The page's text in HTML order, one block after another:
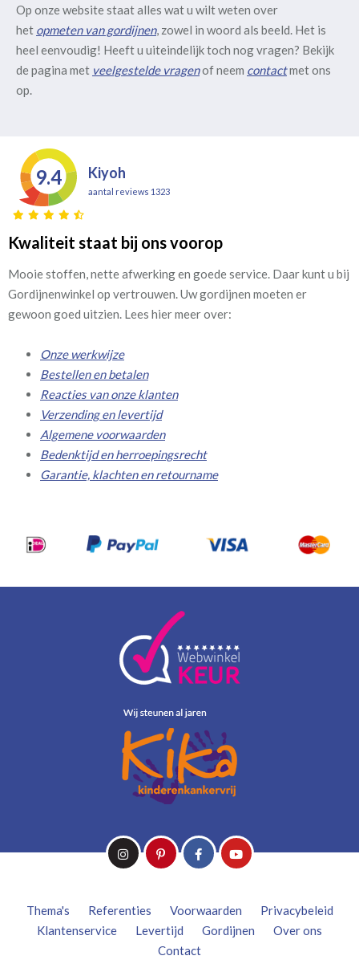
Op onze website staat alles wat u wilt weten over
het opmeten van gordijnen, zowel in woord als beeld. Het is
heel eenvoudig! Heeft u uiteindelijk toch nog vragen? Bekijk
de pagina met veelgestelde vragenof neem contactmet ons
op.
9.4 Kiyoh
aantal reviews 1323
Kwaliteit staat bij ons voorop
Mooie stoffen, nette afwerking en goede service. Daar kunt u bij
Gordijnenwinkel op vertrouwen. Uw gordijnen moeten er
gewoon goed uitzien. Lees hier meer over:
Onze werkwijze
Bestellen en betalen
Reacties van onze klanten
Verzending en levertijd
Algemene voorwaarden
Bedenktijd en herroepingsrecht
Garantie, klachten en retourname
Thema's Referenties Voorwaarden
Privacybeleid
Klantenservice
Levertijd Gordijnen
Over ons
Contact